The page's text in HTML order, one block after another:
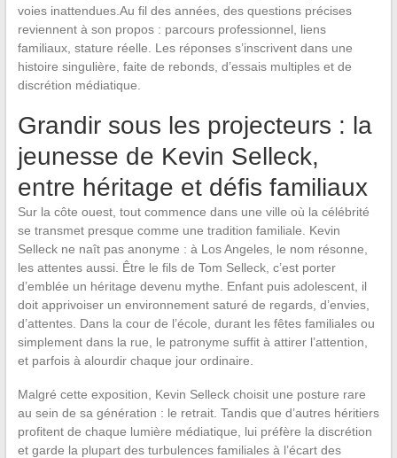
voies inattendues.Au fil des années, des questions précises
reviennent à son propos : parcours professionnel, liens
familiaux, stature réelle. Les réponses s’inscrivent dans une
histoire singulière, faite de rebonds, d’essais multiples et de
discrétion médiatique.
Grandir sous les projecteurs : la
jeunesse de Kevin Selleck,
entre héritage et défis familiaux
Sur la côte ouest, tout commence dans une ville où la célébrité
se transmet presque comme une tradition familiale. Kevin
Selleck ne naît pas anonyme : à Los Angeles, le nom résonne,
les attentes aussi. Être le fils de Tom Selleck, c’est porter
d’emblée un héritage devenu mythe. Enfant puis adolescent, il
doit apprivoiser un environnement saturé de regards, d’envies,
d’attentes. Dans la cour de l’école, durant les fêtes familiales ou
simplement dans la rue, le patronyme suffit à attirer l’attention,
et parfois à alourdir chaque jour ordinaire.
Malgré cette exposition, Kevin Selleck choisit une posture rare
au sein de sa génération : le retrait. Tandis que d’autres héritiers
profitent de chaque lumière médiatique, lui préfère la discrétion
et garde la plupart des turbulences familiales à l’écart des